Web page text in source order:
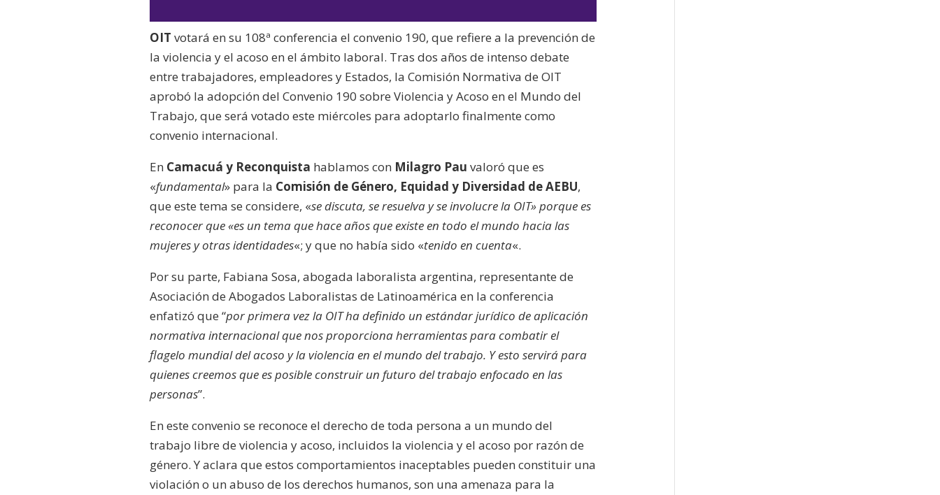
audio
teclas
de
flecha
arriba/abajo
para
aumentar
el
OIT votará en su 108ª conferencia el convenio 190, que refiere a la prevención de
la violencia y el acoso en el ámbito laboral. Tras dos años de intenso debate
entre trabajadores, empleadores y Estados, la Comisión Normativa de OIT
aprobó la adopción del Convenio 190 sobre Violencia y Acoso en el Mundo del
Trabajo, que será votado este miércoles para adoptarlo finalmente como
convenio internacional.
En Camacuá y Reconquista hablamos con Milagro Pau valoró que es
«fundamental» para la Comisión de Género, Equidad y Diversidad de AEBU,
que este tema se considere, «se discuta, se resuelva y se involucre la OIT» porque es
reconocer que «es un tema que hace años que existe en todo el mundo hacia las
mujeres y otras identidades«; y que no había sido «tenido en cuenta«.
Por su parte, Fabiana Sosa, abogada laboralista argentina, representante de
Asociación de Abogados Laboralistas de Latinoamérica en la conferencia
enfatizó que “por primera vez la OIT ha definido un estándar jurídico de aplicación
normativa internacional que nos proporciona herramientas para combatir el
flagelo mundial del acoso y la violencia en el mundo del trabajo. Y esto servirá para
quienes creemos que es posible construir un futuro del trabajo enfocado en las
personas”.
En este convenio se reconoce el derecho de toda persona a un mundo del
trabajo libre de violencia y acoso, incluidos la violencia y el acoso por razón de
género.Y aclara que estos comportamientos inaceptables pueden constituir una
violación o un abuso de los derechos humanos, son una amenaza para la